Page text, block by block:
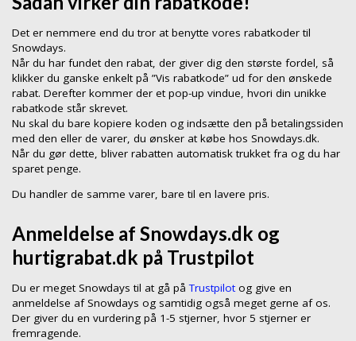
Det er nemmere end du tror at benytte vores rabatkoder til
Snowdays.
Når du har fundet den rabat, der giver dig den største fordel, så
klikker du ganske enkelt på ”Vis rabatkode” ud for den ønskede
rabat. Derefter kommer der et pop-up vindue, hvori din unikke
rabatkode står skrevet.
Nu skal du bare kopiere koden og indsætte den på betalingssiden
med den eller de varer, du ønsker at købe hos Snowdays.dk.
Når du gør dette, bliver rabatten automatisk trukket fra og du har
sparet penge.
Du handler de samme varer, bare til en lavere pris.
Anmeldelse af Snowdays.dk og
hurtigrabat.dk på Trustpilot
Du er meget Snowdays til at gå påTrustpilot og give en
anmeldelse af Snowdays og samtidig også meget gerne af os.
Der giver du en vurdering på 1-5 stjerner, hvor 5 stjerner er
fremragende.